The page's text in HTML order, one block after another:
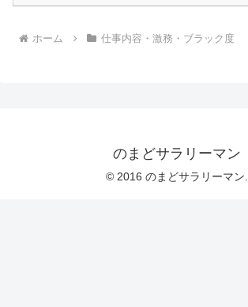
ホーム 仕事内容・激務・ブラック度
のまどサラリーマン
© 2016 のまどサラリーマン.